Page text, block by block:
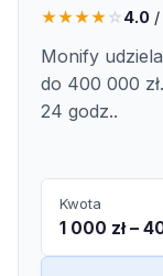
★★★★☆4.0 /
Monify
do 400 000
24 godz..
Kwota
1 000 zł –